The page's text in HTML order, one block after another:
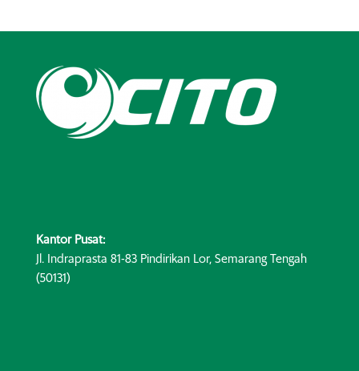
Kantor Pusat:
Jl. Indraprasta 81-83 Pindirikan Lor, Semarang Tengah
(50131)